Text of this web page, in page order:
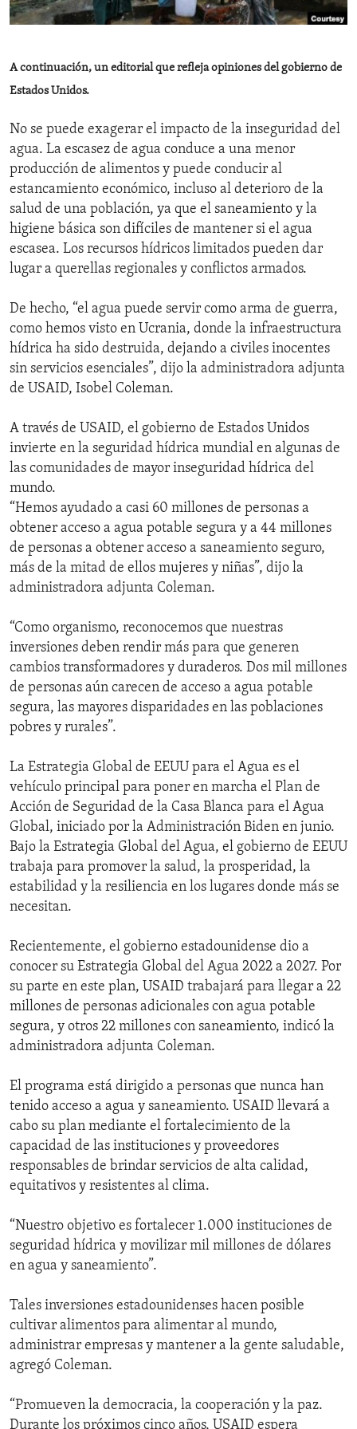
ENVIRONMENT AND HEALTH
A continuación, un editorial que refleja opiniones del gobierno de
Estados Unidos.
No se puede exagerar el impacto de la inseguridad del
agua. La escasez de agua conduce a una menor
producción de alimentos y puede conducir al
estancamiento económico, incluso al deterioro de la
salud de una población, ya que el saneamiento y la
higiene básica son difíciles de mantener si el agua
escasea. Los recursos hídricos limitados pueden dar
lugar a querellas regionales y conflictos armados.
De hecho, “el agua puede servir como arma de guerra,
como hemos visto en Ucrania, donde la infraestructura
hídrica ha sido destruida, dejando a civiles inocentes
sin servicios esenciales”, dijo la administradora adjunta
de USAID, Isobel Coleman.
A través de USAID, el gobierno de Estados Unidos
invierte en la seguridad hídrica mundial en algunas de
las comunidades de mayor inseguridad hídrica del
mundo.
“Hemos ayudado a casi 60 millones de personas a
obtener acceso a agua potable segura y a 44 millones
de personas a obtener acceso a saneamiento seguro,
más de la mitad de ellos mujeres y niñas”, dijo la
administradora adjunta Coleman.
“Como organismo, reconocemos que nuestras
inversiones deben rendir más para que generen
cambios transformadores y duraderos. Dos mil millones
de personas aún carecen de acceso a agua potable
segura, las mayores disparidades en las poblaciones
pobres y rurales”.
La Estrategia Global de EEUU para el Agua es el
vehículo principal para poner en marcha el Plan de
Acción de Seguridad de la Casa Blanca para el Agua
Global, iniciado por la Administración Biden en junio.
Bajo la Estrategia Global del Agua, el gobierno de EEUU
trabaja para promover la salud, la prosperidad, la
estabilidad y la resiliencia en los lugares donde más se
necesitan.
Recientemente, el gobierno estadounidense dio a
conocer su Estrategia Global del Agua 2022 a 2027. Por
su parte en este plan, USAID trabajará para llegar a 22
millones de personas adicionales con agua potable
segura, y otros 22 millones con saneamiento, indicó la
administradora adjunta Coleman.
El programa está dirigido a personas que nunca han
tenido acceso a agua y saneamiento. USAID llevará a
cabo su plan mediante el fortalecimiento de la
capacidad de las instituciones y proveedores
responsables de brindar servicios de alta calidad,
equitativos y resistentes al clima.
“Nuestro objetivo es fortalecer 1.000 instituciones de
seguridad hídrica y movilizar mil millones de dólares
en agua y saneamiento”.
Tales inversiones estadounidenses hacen posible
cultivar alimentos para alimentar al mundo,
administrar empresas y mantener a la gente saludable,
agregó Coleman.
“Promueven la democracia, la cooperación y la paz.
Durante los próximos cinco años, USAID espera